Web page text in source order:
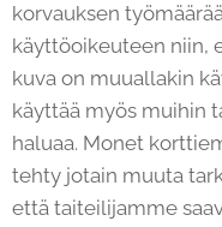
korvauksen
käyttöoikeuteen niin,
kuva on muuallakin
käyttää myös muihin
haluaa. Monet
tehty jotain muuta
että taiteilijamme